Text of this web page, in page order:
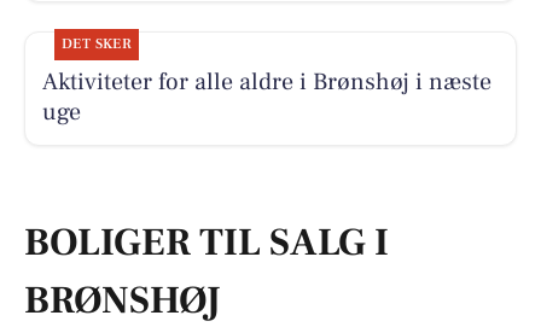
DET SKER
Aktiviteter for alle aldre i Brønshøj i næste
uge
BOLIGER TIL SALG I
BRØNSHØJ